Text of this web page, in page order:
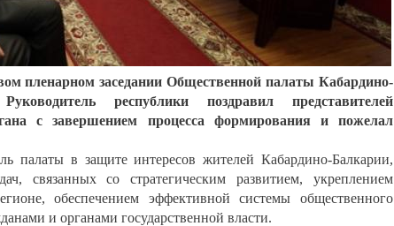
пленарном заседании Общественной палаты Кабардино-
республики поздравил представителей
с завершением процесса формирования и пожелал
палаты в защите интересов жителей Кабардино-Балкарии,
связанных со стратегическим развитием, укреплением
обеспечением эффективной системы общественного
и органами государственной власти.